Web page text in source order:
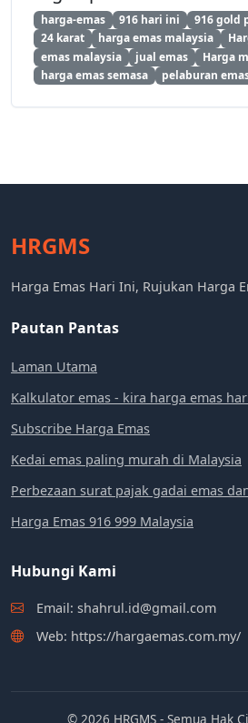
harga-emas 916 hari ini 916 gold
24 karat
harga emas malaysia
emas malaysia
jual emas Harga
harga emas semasa
pelaburan
HRGMS
Harga Emas Hari Ini, Rujukan Harga
Pautan Pantas
Laman Utama
Kalkulator emas - kira harga emas
Subscribe Harga Emas
Kedai emas paling murah di Malaysia
Perbezaan surat pajak gadai emas
Harga Emas 916 999 Malaysia
Hubungi Kami
Email: shahrul.id@gmail.com
Web: https://hargaemas.com.my/
© 2026 HRGMS - Semua Hak